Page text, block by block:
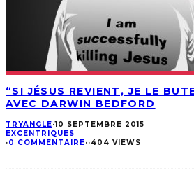
“SI JÉSUS REVIENT, JE LE
AVEC DARWIN BEDFORD
TRYANGLE·10 SEPTEMBRE 2015
EXCENTRIQUES
·0 COMMENTAIRE··404 VIEWS